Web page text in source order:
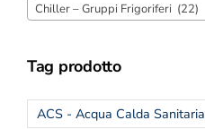
Chiller – Gruppi Frigoriferi (22)
Tag prodotto
ACS - Acqua Calda Sanitaria